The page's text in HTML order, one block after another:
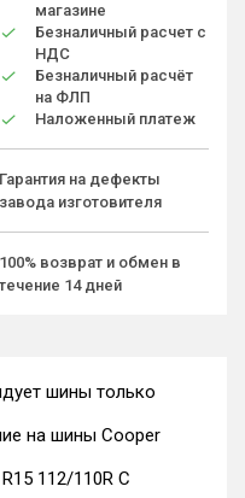
магазине
Безналичный расчет с
НДС
Безналичный расчёт
на ФЛП
Наложенный платеж
Гарантия на дефекты
завода изготовителя
100% возврат и обмен в
течение 14 дней
шины только
на шины Cooper
112/110R C